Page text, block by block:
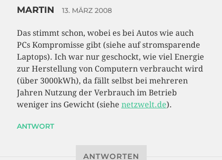
MARTIN 13. MÄRZ 2008
Das stimmt schon, wobei es bei Autos wie auch
PCs Kompromisse gibt (siehe auf stromsparende
Laptops). Ich war nur geschockt, wie viel Energie
zur Herstellung von Computern verbraucht wird
(über 3000kWh), da fällt selbst bei mehreren
Jahren Nutzung der Verbrauch im Betrieb
weniger ins Gewicht (siehe netzwelt.de).
ANTWORT
ANTWORTEN